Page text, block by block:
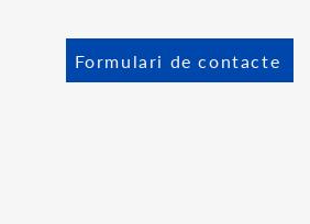
Formulari de contacte